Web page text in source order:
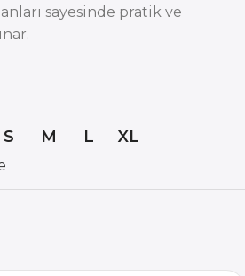
sayesinde pratik ve
S M L XL